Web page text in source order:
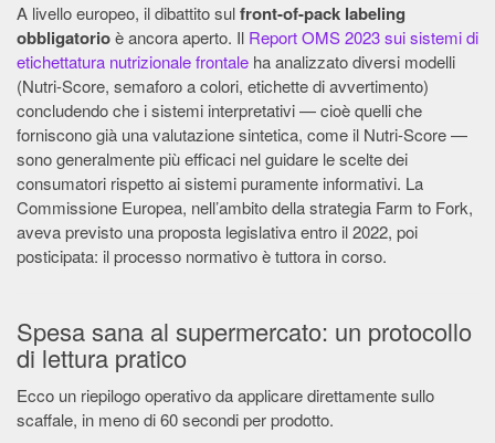
A livello europeo, il dibattito sulfront-of-pack labeling
obbligatorioè ancora aperto. Il Report OMS 2023 sui sistemi di
etichettatura nutrizionale frontale ha analizzato diversi modelli
(Nutri-Score, semaforo a colori, etichette di avvertimento)
concludendo che i sistemi interpretativi — cioè quelli che
forniscono già una valutazione sintetica, come il Nutri-Score —
sono generalmente più efficaci nel guidare le scelte dei
consumatori rispetto ai sistemi puramente informativi. La
Commissione Europea, nell’ambito della strategia Farm to Fork,
aveva previsto una proposta legislativa entro il 2022, poi
posticipata: il processo normativo è tuttora in corso.
Spesa sana al supermercato: un protocollo
di lettura pratico
Ecco un riepilogo operativo da applicare direttamente sullo
scaffale, in meno di 60 secondi per prodotto.